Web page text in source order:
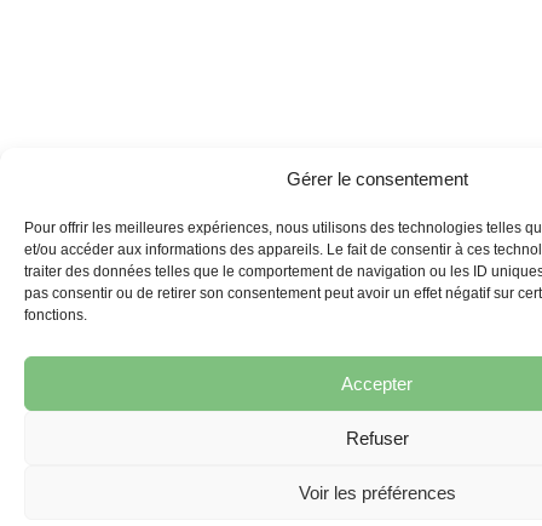
Gérer le consentement
Pour offrir les meilleures expériences, nous utilisons des technologies telles
et/ou accéder aux informations des appareils. Le fait de consentir à ces
traiter des données telles que le comportement de navigation ou les ID
pas consentir ou de retirer son consentement peut avoir un effet négatif sur
fonctions.
Accepter
Refuser
Voir les préférences